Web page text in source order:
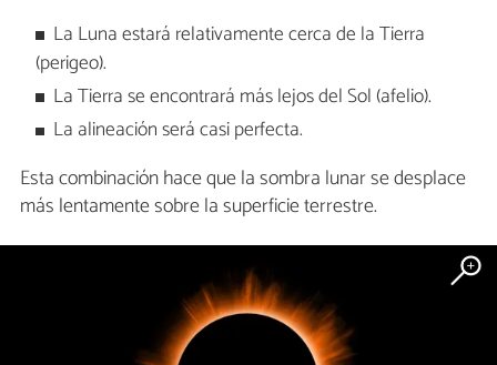
La Luna estará relativamente cerca de la Tierra
(perigeo).
La Tierra se encontrará más lejos del Sol (afelio).
La alineación será casi perfecta.
Esta combinación hace que la sombra lunar se desplace
más lentamente sobre la superficie terrestre.